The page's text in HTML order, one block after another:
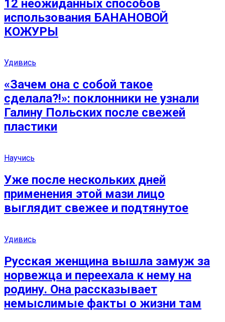
12 неожиданных способов
использования БАНАНОВОЙ
КОЖУРЫ
Удивись
«Зачем она с собой такое
сделала?!»: поклонники не узнали
Галину Польских после свежей
пластики
Научись
Уже после нескольких дней
применения этой мази лицо
выглядит свежее и подтянутое
Удивись
Русская женщина вышла замуж за
норвежца и переехала к нему на
родину. Она рассказывает
немыслимые факты о жизни там